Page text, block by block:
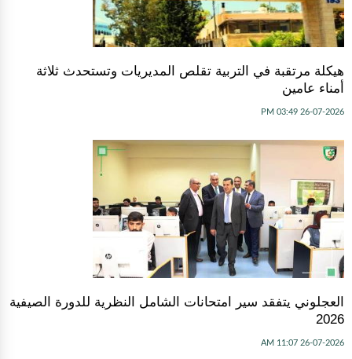
هيكلة مرتقبة في التربية تقلص المديريات وتستحدث ثلاثة
أمناء عامين
26-07-2026 03:49 PM
العجلوني يتفقد سير امتحانات الشامل النظرية للدورة الصيفية
2026
26-07-2026 11:07 AM